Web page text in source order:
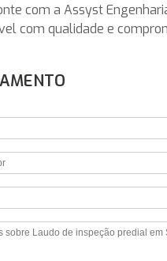
com a Assyst
com qualidade e